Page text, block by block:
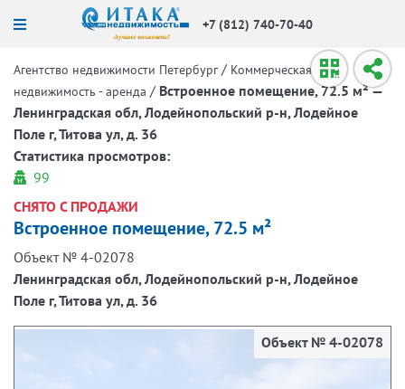
+7 (812) 740-70-40
Агентство недвижимости Петербург / Коммерческая
недвижимость - аренда / Встроенное помещение, 72.5 м² —
Ленинградская обл, Лодейнопольский р-н, Лодейное
Поле г, Титова ул, д. 36
Статистика просмотров:
99
СНЯТО С ПРОДАЖИ
Встроенное помещение, 72.5 м²
Объект № 4-02078
Ленинградская обл, Лодейнопольский р-н, Лодейное
Поле г, Титова ул, д. 36
Объект № 4-02078